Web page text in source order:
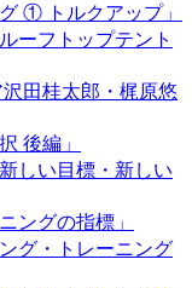
① トルクアップ」
ーフトップテント
田桂太郎・梶原悠
後編」
しい目標・新しい
ングの指標」
グ・トレーニング